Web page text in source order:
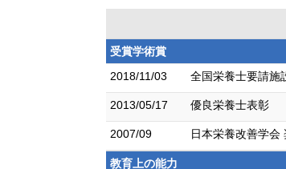
受賞学術賞
2018/11/03
全国栄養士要請施
2013/05/17 優良栄養士表彰
2007/09 日本栄養改善学会
教育上の能力